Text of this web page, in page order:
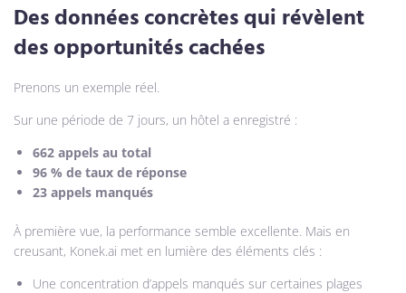
Des données concrètes qui révèlent
des opportunités cachées
Prenons un exemple réel.
Sur une période de 7 jours, un hôtel a enregistré :
662 appels au total
96 % de taux de réponse
23 appels manqués
À première vue, la performance semble excellente. Mais en
creusant, Konek.ai met en lumière des éléments clés :
Une concentration d’appels manqués sur certaines plages